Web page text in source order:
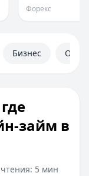
Форекс
Бизнес
в
5 мин